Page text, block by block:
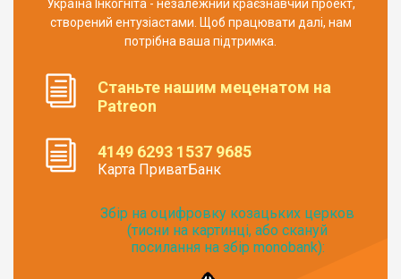
Україна Інкогніта - незалежний краєзнавчий проект,
створений ентузіастами. Щоб працювати далі, нам
потрібна ваша підтримка.
Станьте нашим меценатом на
Patreon
4149 6293 1537 9685
Карта ПриватБанк
Збір на оцифровку козацьких церков
(тисни на картинці, або скануй
посилання на збір monobank):